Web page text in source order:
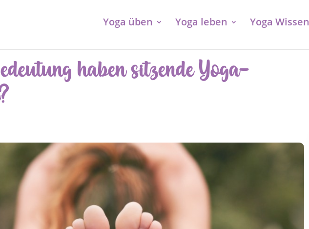
Yoga üben Yoga leben Yoga Wissen
haben sitzende Yoga-